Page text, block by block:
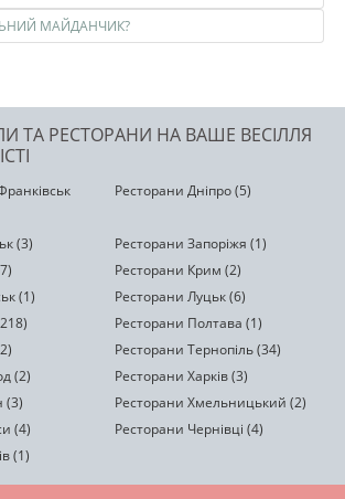
МАЙДАНЧИК?
ТА РЕСТОРАНИ НА ВАШЕ ВЕСІЛЛЯ
Ресторани Дніпро (5)
(3)
Ресторани Запоріжя (1)
Ресторани Крим (2)
(1)
Ресторани Луцьк (6)
Ресторани Полтава (1)
Ресторани Тернопіль (34)
(2)
Ресторани Харків (3)
(3)
Ресторани Хмельницький (2)
(4)
Ресторани Чернівці (4)
(1)